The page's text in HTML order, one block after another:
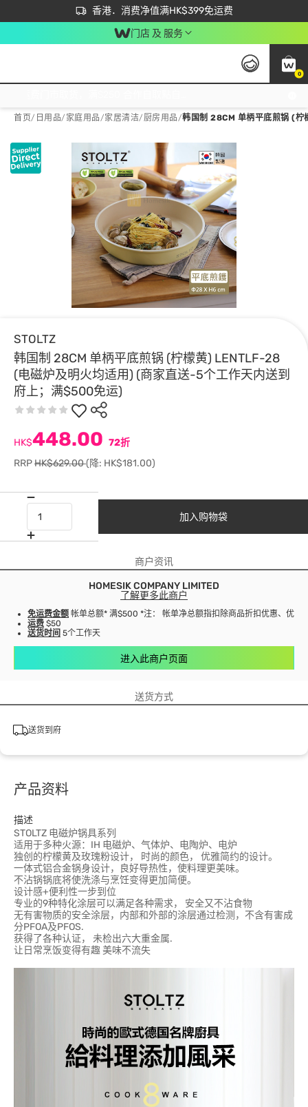
香港．消费净值满HK$399免运费
立即成为易赏钱会员尽享独家优惠
首次APP下单买满$450 输入 NEWAPP 即减$50
门店 及 服务
0
首页/ 日用品/ 家庭用品/家居清洁/厨房用品/韩国制 28CM 单柄平底煎锅 (
STOLTZ
韩国制 28CM 单柄平底煎锅 (柠檬黄) LENTLF-28
(电磁炉及明火均适用) (商家直送-5个工作天内送到
府上；满$500免运)
HK$448.00 72折
RRPHK$629.00(降: HK$181.00)
加入购物袋
商户资讯
HOMESIK COMPANY LIMITED
了解更多此商户
免运费金额 帐单总额* 满$500 *注： 帐单净总额指扣除商品折扣优惠、优惠
运费 $50
送货时间 5个工作天
进入此商户页面
送货方式
送货到府
产品资料
描述
STOLTZ 电磁炉锅具系列
适用于多种火源：IH 电磁炉、气体炉、电陶炉、电炉
独创的柠檬黄及玫瑰粉设计， 时尚的颜色， 优雅简约的设计。
一体式铝合金锅身设计，良好导热性，使料理更美味。
不沾锅锅底将使洗涤与烹饪变得更加简便。
设计感+便利性一步到位
专业的9种特化涂层可以满足各种需求， 安全又不沾食物
无有害物质的安全涂层，内部和外部的涂层通过检测，不含有害成
分PFOA及PFOS.
获得了各种认证， 未检出六大重金属.
让日常烹饭变得有趣 美味不流失